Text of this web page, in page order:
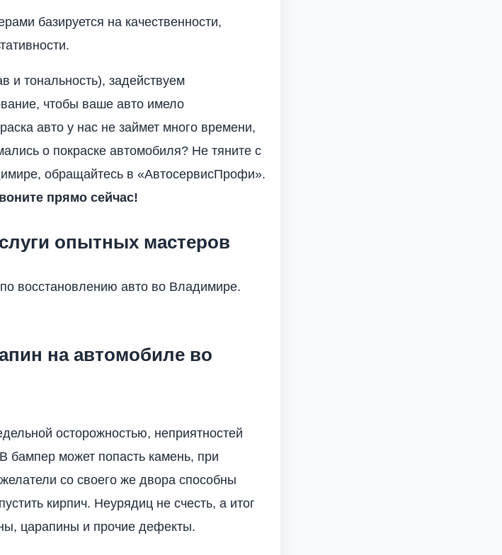
базируется на качественности,
и тональность), задействуем
чтобы ваше авто имело
авто у нас не займет много времени,
о покраске автомобиля? Не тяните с
обращайтесь в «АвтосервисПрофи».
прямо сейчас!
опытных мастеров
восстановлению авто во Владимире.
на автомобиле во
осторожностью, неприятностей
бампер может попасть камень, при
со своего же двора способны
кирпич. Неурядиц не счесть, а итог
царапины и прочие дефекты.